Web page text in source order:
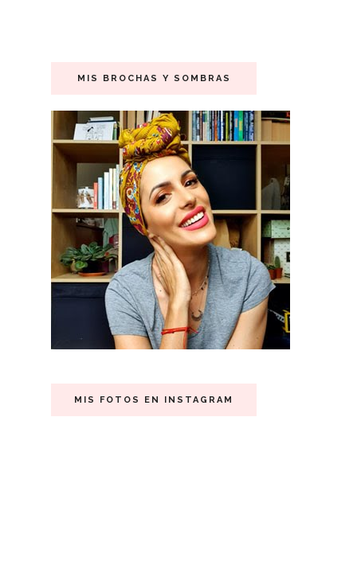
MIS BROCHAS Y SOMBRAS
MIS FOTOS EN INSTAGRAM